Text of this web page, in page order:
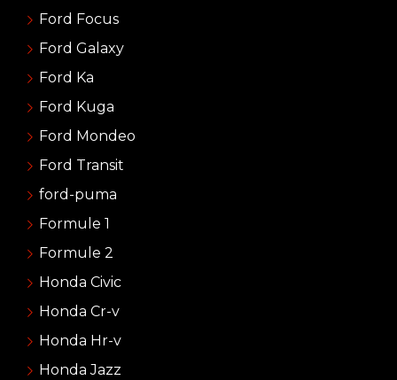
Ford Focus
Ford Galaxy
Ford Ka
Ford Kuga
Ford Mondeo
Ford Transit
ford-puma
Formule 1
Formule 2
Honda Civic
Honda Cr-v
Honda Hr-v
Honda Jazz